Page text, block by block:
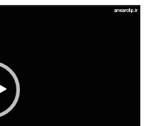
نمایشگر
ویدیو